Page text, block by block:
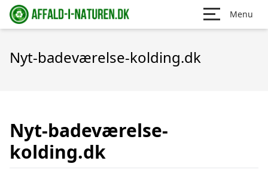
Menu
Nyt-badeværelse-kolding.dk
Nyt-badeværelse-
kolding.dk